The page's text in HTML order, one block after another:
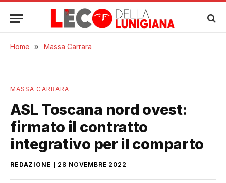
Home » Massa Carrara
MASSA CARRARA
ASL Toscana nord ovest:
firmato il contratto
integrativo per il comparto
REDAZIONE 28 NOVEMBRE 2022